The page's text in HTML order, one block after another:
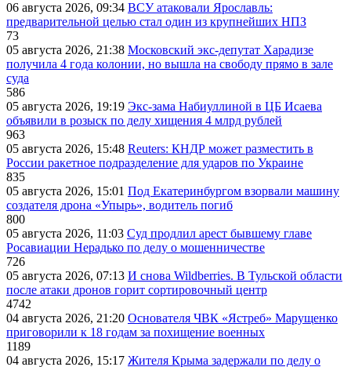
06 августа 2026, 09:34 ВСУ атаковали Ярославль:
предварительной целью стал один из крупнейших НПЗ
73
05 августа 2026, 21:38 Московский экс-депутат Харадизе
получила 4 года колонии, но вышла на свободу прямо в зале
суда
586
05 августа 2026, 19:19 Экс-зама Набиуллиной в ЦБ Исаева
объявили в розыск по делу хищения 4 млрд рублей
963
05 августа 2026, 15:48 Reuters: КНДР может разместить в
России ракетное подразделение для ударов по Украине
835
05 августа 2026, 15:01 Под Екатеринбургом взорвали машину
создателя дрона «Упырь», водитель погиб
800
05 августа 2026, 11:03 Суд продлил арест бывшему главе
Росавиации Нерадько по делу о мошенничестве
726
05 августа 2026, 07:13 И снова Wildberries. В Тульской области
после атаки дронов горит сортировочный центр
4742
04 августа 2026, 21:20 Основателя ЧВК «Ястреб» Марущенко
приговорили к 18 годам за похищение военных
1189
04 августа 2026, 15:17 Жителя Крыма задержали по делу о